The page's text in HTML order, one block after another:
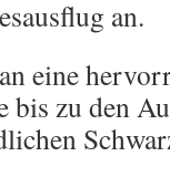
an.
eine
bis zu den